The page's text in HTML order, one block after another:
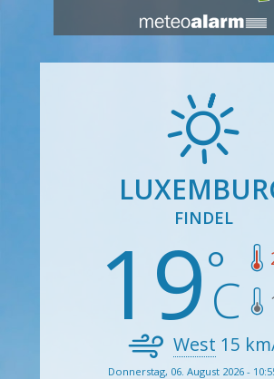
FINDEL
19
West 15
Donnerstag, 06. August 2026 -